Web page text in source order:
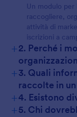
Un modulo
raccogliere,
attività di
iscrizioni a
+2. Perché i
+3. Quali
raccolte in
+4. Esistono
+5. Chi